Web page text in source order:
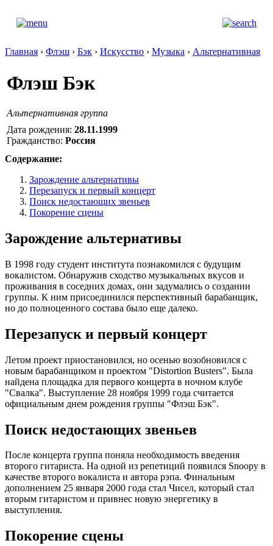
Главная › Флэш › Бэк › Искусство › Музыка › Альтернативная
Флэш Бэк
Альтернативная группа
Дата рождения: 28.11.1999
Гражданство: Россия
Содержание:
Зарождение альтернативы
Перезапуск и первый концерт
Поиск недостающих звеньев
Покорение сцены
Зарождение альтернативы
В 1998 году студент института познакомился с будущим
вокалистом. Обнаружив сходство музыкальных вкусов и
проживания в соседних домах, они задумались о создании
группы. К ним присоединился перспективный барабанщик,
но до полноценного состава было еще далеко.
Перезапуск и первый концерт
Летом проект приостановился, но осенью возобновился с
новым барабанщиком и проектом "Distortion Busters". Была
найдена площадка для первого концерта в ночном клубе
"Свалка". Выступление 28 ноября 1999 года считается
официальным днем рождения группы "Флэш Бэк".
Поиск недостающих звеньев
После концерта группа поняла необходимость введения
второго гитариста. На одной из репетиций появился Snoopy в
качестве второго вокалиста и автора рэпа. Финальным
дополнением 25 января 2000 года стал Чисел, который стал
вторым гитаристом и привнес новую энергетику в
выступления.
Покорение сцены